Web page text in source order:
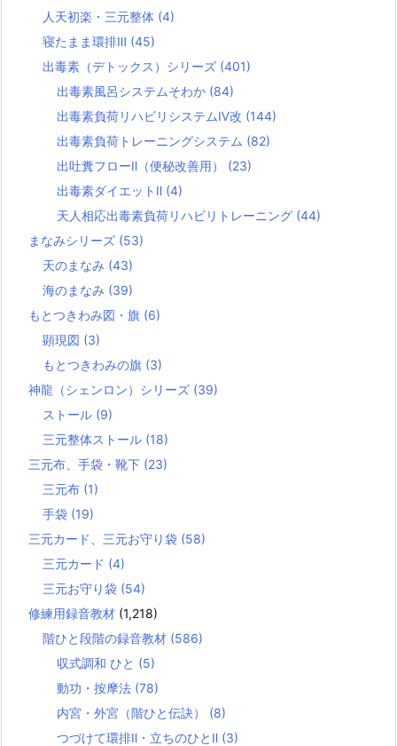
人天初楽・三元整体 (4)
寝たまま環排Ⅲ (45)
出毒素（デトックス）シリーズ (401)
出毒素風呂システムそわか (84)
出毒素負荷リハビリシステムⅣ改 (144)
出毒素負荷トレーニングシステム (82)
出吐糞フローⅡ（便秘改善用） (23)
出毒素ダイエットⅡ (4)
天人相応出毒素負荷リハビリトレーニング (44)
まなみシリーズ (53)
天のまなみ (43)
海のまなみ (39)
もとつきわみ図・旗 (6)
顕現図 (3)
もとつきわみの旗 (3)
神龍（シェンロン）シリーズ (39)
ストール (9)
三元整体ストール (18)
三元布、手袋・靴下 (23)
三元布 (1)
手袋 (19)
三元カード、三元お守り袋 (58)
三元カード (4)
三元お守り袋 (54)
修練用録音教材 (1,218)
階ひと段階の録音教材 (586)
収式調和 ひと (5)
動功・按摩法 (78)
内宮・外宮（階ひと伝訣） (8)
つづけて環排Ⅱ・立ちのひとⅡ (3)